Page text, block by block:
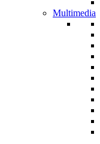
Multimedia